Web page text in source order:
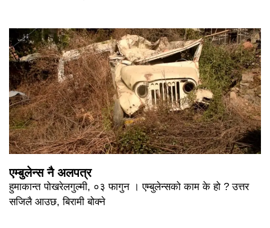
एम्बुलेन्स नै अलपत्र
हुमाकान्त पोखरेलगुल्मी, ०३ फागुन । एम्बुलेन्सको काम के हो ? उत्तर
सजिलै आउछ, बिरामी बोक्ने